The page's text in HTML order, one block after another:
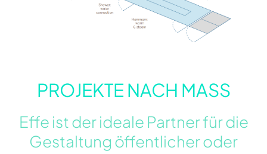
PROJEKTE NACH MASS
Effe ist der ideale Partner für die
Gestaltung öffentlicher oder